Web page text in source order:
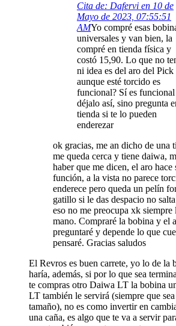
Cita de: Dafervi en 10 de
Mayo de 2023, 07:55:51
AMYo compré esas
universales y van bien, la
compré en tienda física y
costó 15,90. Lo que no
ni idea es del aro del Pick
aunque esté torcido es
funcional? Sí es funcional
déjalo así, sino pregunta
tienda si te lo pueden
enderezar
ok gracias, me an dicho de una
me queda cerca y tiene daiwa,
haber que me dicen, el aro hace
función, a la vista no parece
enderece pero queda un pelín
gatillo si le das despacio no
eso no me preocupa xk siempre
mano. Compraré la bobina y el
preguntaré y depende lo que
pensaré. Gracias saludos
El Revros es buen carrete, yo lo de la
haría, además, si por lo que sea
te compras otro Daiwa LT la bobina
LT también le servirá (siempre que
tamaño), no es como invertir en
una caña, es algo que te va a servir